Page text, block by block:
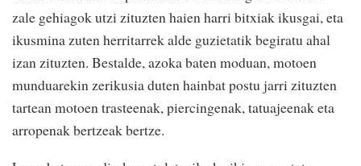
zale gehiagok utzi zituzten haien harri bitxiak ikusgai, eta
ikusmina zuten herritarrek alde guzietatik begiratu ahal
izan zituzten. Bestalde, azoka baten moduan, motoen
munduarekin zerikusia duten hainbat postu jarri zituzten
tartean motoen trasteenak, piercingenak, tatuajeenak eta
arropenak bertzeak bertze.